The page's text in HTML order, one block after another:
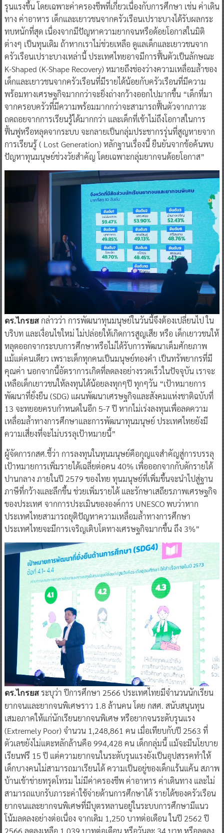
รุนแรงขึ้น โดยเฉพาะค่าครองชีพที่เกี่ยวเนื่องกับการศึกษา เช่น ค่าเดิน
ทาง ค่าอาหาร เด็กและเยาวชนจากครัวเรือนเปราะบางได้รับผลกระ
ทบหนักที่สุด เนื่องจากมีปัญหาความยากจนหรือด้อยโอกาสในมิติ
ต่างๆ เป็นทุนเดิม ถ้าหากเราไม่ช่วยเหลือ ดูแลเด็กและเยาวชนจาก
ครัวเรือนเปราะบางเหล่านี้ ประเทศไทยอาจมีการฟื้นตัวเป็นลักษณะ
K-Shaped (K-Shape Recovery) หมายถึงช่องว่างความเหลื่อมล้ำของ
เด็กและเยาวชนจากครัวเรือนที่มีรายได้น้อยกับครัวเรือนที่มีความ
พร้อมทางเศรษฐกิจมากกว่าจะยิ่งถ่างกว้างออกไปมากขึ้น “เด็กที่มา
จากครอบครัวที่มีความพร้อมมากกว่าจะสามารถฟื้นตัวจากภาวะ
ถดถอยจากการเรียนรู้ได้มากกว่า และเด็กที่เข้าไม่ถึงโอกาสในการ
ฟื้นฟูหรือหลุดจากระบบ จะกลายเป็นกลุ่มประชากรรุ่นที่สูญหายจาก
การเรียนรู้ ( Lost Generation) หลักฐานเรื่องนี้ ยืนยันจากข้อค้นพบ
ปัญหาทุนมนุษย์ช่วงวัยสำคัญ โดยเฉพาะกลุ่มยากจนด้อยโอกาส”
ดร.ไกรยสกล่าวว่า การพัฒนาทุนมนุษย์ในวันนี้จึงต้องเปลี่ยนไป ใน
บริบท และเงื่อนไขใหม่ ไม่ปล่อยให้เกิดการสูญเสีย หรือ เด็กเยาวชนให้
หลุดออกจากระบบการศึกษาหรือไม่ได้รับการพัฒนาเต็มศักยภาพ
แม้แต่คนเดียว เพราะเด็กทุกคนเป็นมนุษย์ทองคำ เป็นทรัพยากรที่มี
คุณค่า นอกจากนี้อัตราการเกิดที่ลดลงอย่างรวดเร็วในปัจจุบัน เราจะ
เหลือเด็กเยาวชนให้ลงทุนได้น้อยลงทุกๆปี ทุกๆวัน “เป้าหมายการ
พัฒนาที่ยั่งยืน (SDG) แผนพัฒนาเศรษฐกิจและสังคมแห่งชาติฉบับที่
13 จะทยอยครบกำหนดในอีก 5-7 ปี หากไม่เร่งลงทุนเพื่อลดความ
เหลื่อมล้ำทางการศึกษาและการพัฒนาทุนมนุษย์ ประเทศไทยยังมี
ความเสี่ยงที่จะไม่บรรลุเป้าหมายนี้”
ผู้จัดการกสศ.ชี้ว่า การลงทุนในทุนมนุษย์คือกุญแจสำคัญสู่การบรรลุ
เป้าหมายการเพิ่มรายได้เฉลี่ยต่อคน 40% เพื่อออกจากกับดักรายได้
ปานกลาง ภายในปี 2579 ของไทย ทุนมนุษย์ที่เพิ่มขึ้นจะนำไปสู่ฐาน
ภาษีที่กว้างและลึกขึ้น ช่วยเพิ่มรายได้ และรักษาเสถียรภาพเศรษฐกิจ
ของประเทศ จากการประเมินขององค์การ UNESCO พบว่าหาก
ประเทศไทยสามารถยุติปัญหาความเหลื่อมล้ำทางการศึกษา
ประเทศไทยจะมีการเจริญเติบโตทางเศรษฐกิจมากขึ้น ถึง 3%”
ดร.ไกรยสระบุว่า ปีการศึกษา 2566 ประเทศไทยมีจำนวนนักเรียน
ยากจนและยากจนพิเศษราว 1.8 ล้านคน โดย กสศ. สนับสนุนทุน
เสมอภาคให้แก่นักเรียนยากจนพิเศษ หรือยากจนระดับรุนแรง
(Extremely Poor) จำนวน 1,248,861 คน เมื่อเทียบกับปี 2563 ที่
ตัวเลขยังไม่แตะหลักล้านคือ 994,428 คน เด็กกลุ่มนี้ แม้จะมีนโยบาย
เรียนฟรี 15 ปี แต่ความยากจนในระดับรุนแรงยังเป็นอุปสรรคทำให้
เด็กบางคนไม่สามารถมาเรียนได้ ความเป็นอยู่ของเด็กแร้นแค้น สภาพ
บ้านเข้าข่ายทรุดโทรม ไม่มีค่าครองชีพ ค่าอาหาร ค่าเดินทาง และไม่
สามารถแบกรับภาระค่าใช้จ่ายด้านการศึกษาได้ รายได้ของครัวเรือน
ยากจนและยากจนพิเศษที่มีบุตรหลานอยู่ในระบบการศึกษามีแนว
โน้มลดลงอย่างต่อเนื่อง จากเดิม 1,250 บาทต่อเดือน ในปี 2562 ปี
2566 ลดลงเหลือ 1,039 บาทต่อเดือน หรือวันละ 34 บาท หรือลดลง